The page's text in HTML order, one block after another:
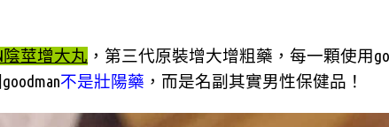
陰莖增大丸 ，第三代原裝增大增粗藥，每一顆使用
不是壯陽藥 ，而是名副其實男性保健品！